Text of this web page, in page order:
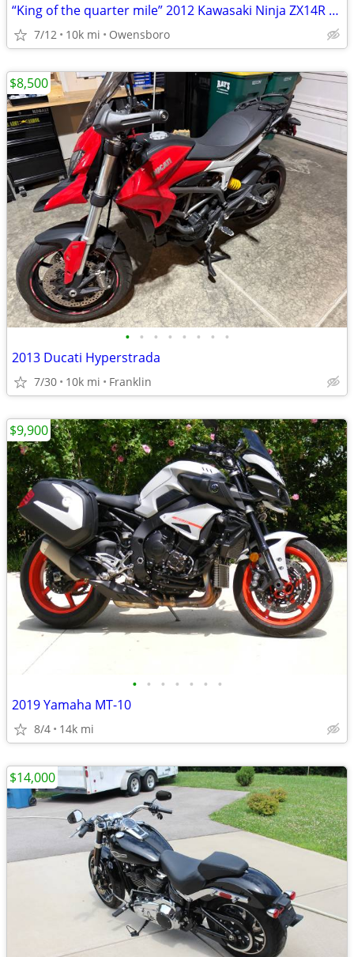
“King of the quarter mile” 2012 Kawasaki Ninja ZX14R SE
7/12 10k mi Owensboro
• • • • • • • •
2013 Ducati Hyperstrada
7/30 10k mi Franklin
$8,500
• • • • • • •
2019 Yamaha MT-10
8/4 14k mi
$9,900
$14,000